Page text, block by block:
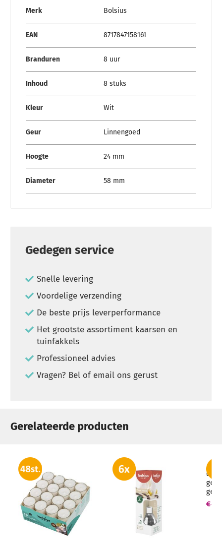
Merk
Bolsius
EAN 8717847158161
Branduren 8 uur
Inhoud 8 stuks
Kleur Wit
Geur Linnengoed
Hoogte 24 mm
Diameter 58 mm
Gedegen service
Snelle levering
Voordelige verzending
De beste prijs leverperformance
Het grootste assortiment kaarsen en
tuinfakkels
Professioneel advies
Vragen? Bel of email ons gerust
Gerelateerde producten
6
mm
€